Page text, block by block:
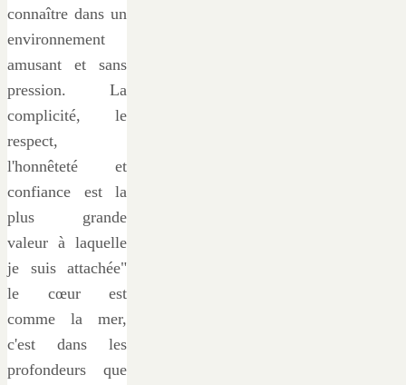
connaître dans un
environnement
amusant et sans
pression. La
complicité, le
respect,
l'honnêteté et
confiance est la
plus grande
valeur à laquelle
je suis attachée"
le cœur est
comme la mer,
c'est dans les
profondeurs que